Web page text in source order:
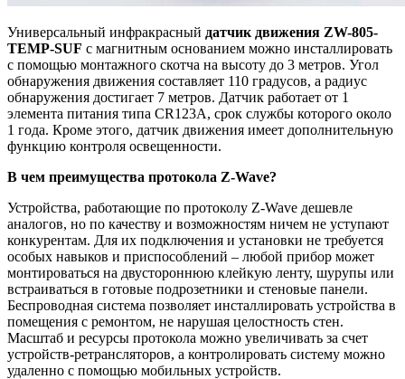
Универсальный инфракрасный датчик движения ZW-805-
TEMP-SUF с магнитным основанием можно инсталлировать
с помощью монтажного скотча на высоту до 3 метров. Угол
обнаружения движения составляет 110 градусов, а радиус
обнаружения достигает 7 метров. Датчик работает от 1
элемента питания типа CR123A, срок службы которого около
1 года. Кроме этого, датчик движения имеет дополнительную
функцию контроля освещенности.
В чем преимущества протокола Z-Wave?
Устройства, работающие по протоколу Z-Wave дешевле
аналогов, но по качеству и возможностям ничем не уступают
конкурентам. Для их подключения и установки не требуется
особых навыков и приспособлений – любой прибор может
монтироваться на двустороннюю клейкую ленту, шурупы или
встраиваться в готовые подрозетники и стеновые панели.
Беспроводная система позволяет инсталлировать устройства в
помещения с ремонтом, не нарушая целостность стен.
Масштаб и ресурсы протокола можно увеличивать за счет
устройств-ретрансляторов, а контролировать систему можно
удаленно с помощью мобильных устройств.